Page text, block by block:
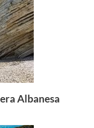
Albanesa